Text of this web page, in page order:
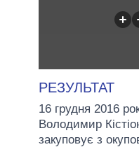
РЕЗУЛЬТАТ
16 грудня 2016
Володимир
закуповує з